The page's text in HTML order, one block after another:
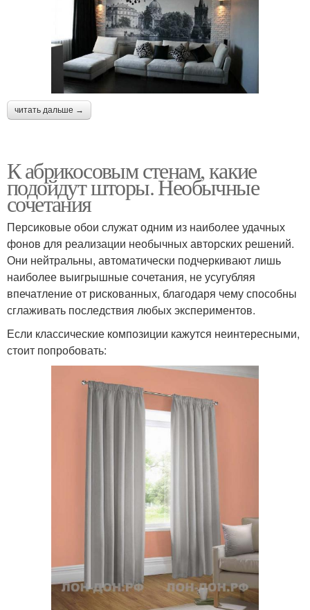
читать дальше →
К абрикосовым стенам, какие
подойдут шторы. Необычные
сочетания
Персиковые обои служат одним из наиболее удачных
фонов для реализации необычных авторских решений.
Они нейтральны, автоматически подчеркивают лишь
наиболее выигрышные сочетания, не усугубляя
впечатление от рискованных, благодаря чему способны
сглаживать последствия любых экспериментов.
Если классические композиции кажутся неинтересными,
стоит попробовать: